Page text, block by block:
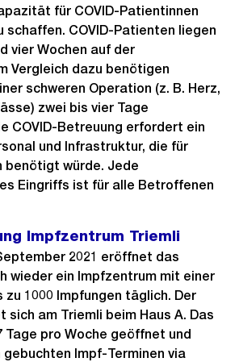
für COVID-Patientinnen
schaffen. COVID-Patienten liegen
vier Wochen auf der
Vergleich dazu benötigen
schweren Operation (z. B. Herz,
zwei bis vier Tage
COVID-Betreuung erfordert ein
und Infrastruktur, die für
benötigt würde. Jede
Eingriffs ist für alle Betroffenen
Impfzentrum Triemli
2021 eröffnet das
wieder ein Impfzentrum mit einer
1000 Impfungen täglich. Der
am Triemli beim Haus A. Das
Tage pro Woche geöffnet und
Impf-Terminen via